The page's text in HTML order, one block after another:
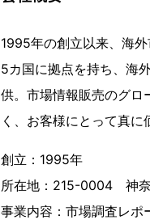
1995年の創立以来、海
5カ国に拠点を持ち、海
供。市場情報販売のグロ
く、お客様にとって真に
創立：1995年
所在地：215-0004 神
事業内容：市場調査レポ